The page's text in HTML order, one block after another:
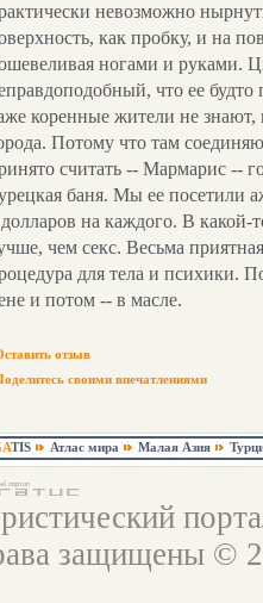
невозможно
как пробку, и на
ногами и руками.
что ее
коренные жители не знают,
Потому что там
считать -- Мармарис --
баня. Мы ее посетили
на каждого. В какой-
чем секс. Весьма
для тела и психики.
и потом -- в масле.
отзыв
своими впечатлениями
TIS Атлас мира Малая Азия
защищены ©